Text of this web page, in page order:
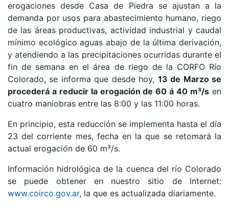
erogaciones desde Casa de Piedra se ajustan a la
demanda por usos para abastecimiento humano, riego
de las áreas productivas, actividad industrial y caudal
mínimo ecológico aguas abajo de la última derivación,
y atendiendo a las precipitaciones ocurridas durante el
fin de semana en el área de riego de la CORFO Río
Colorado, se informa que desde hoy, 13 de Marzo se
procederá a reducir la erogación de 60 á 40 m³/s en
cuatro maniobras entre las 8:00 y las 11:00 horas.
En principio, esta reducción se implementa hasta el día
23 del corriente mes, fecha en la que se retomará la
actual erogación de 60 m³/s.
Información hidrológica de la cuenca del río Colorado
se puede obtener en nuestro sitio de Internet:
www.coirco.gov.ar, la que es actualizada diariamente.